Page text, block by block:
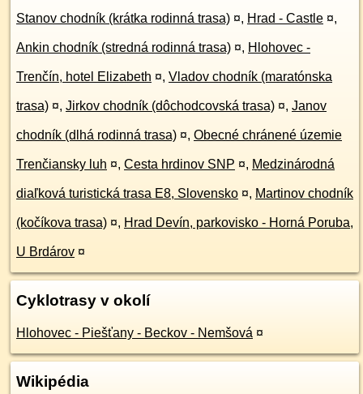
Stanov chodník (krátka rodinná trasa) ¤, Hrad - Castle ¤,
Ankin chodník (stredná rodinná trasa) ¤, Hlohovec -
Trenčín, hotel Elizabeth ¤, Vladov chodník (maratónska
trasa) ¤, Jirkov chodník (dôchodcovská trasa) ¤, Janov
chodník (dlhá rodinná trasa) ¤, Obecné chránené územie
Trenčiansky luh ¤, Cesta hrdinov SNP ¤, Medzinárodná
diaľková turistická trasa E8, Slovensko ¤, Martinov chodník
(kočíkova trasa) ¤, Hrad Devín, parkovisko - Horná Poruba,
U Brdárov ¤
Cyklotrasy v okolí
Hlohovec - Piešťany - Beckov - Nemšová ¤
Wikipédia